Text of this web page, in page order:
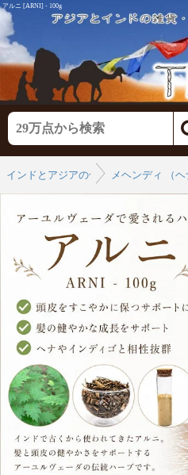
アルニ [ARNI] - 100g
インドとアジアの化粧品メヘンディ （